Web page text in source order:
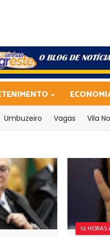
Umbuzeiro Vagas Vila
12 HORAS